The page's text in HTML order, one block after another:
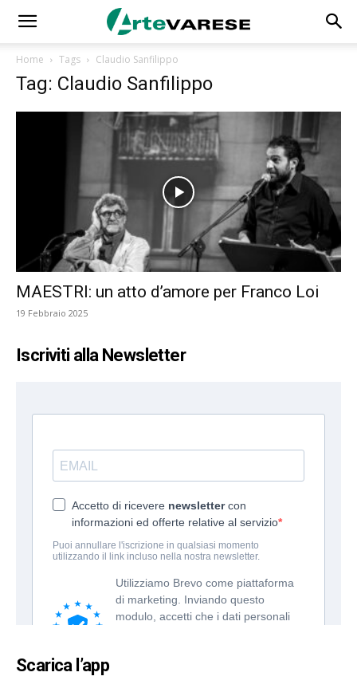
Home Tags Claudio Sanfilippo
Tag: Claudio Sanfilippo
MAESTRI: un atto d’amore per Franco Loi
19 Febbraio 2025
Iscriviti alla Newsletter
Scarica l’app